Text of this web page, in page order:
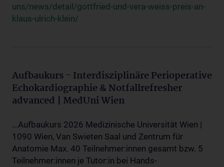
uns/news/detail/gottfried-und-vera-weiss-preis-an-
klaus-ulrich-klein/
Aufbaukurs - Interdisziplinäre Perioperative
Echokardiographie & Notfallrefresher
advanced | MedUni Wien
...Aufbaukurs 2026 Medizinische Universität Wien |
1090 Wien, Van Swieten Saal und Zentrum für
Anatomie Max. 40 Teilnehmer:innen gesamt bzw. 5
Teilnehmer:innen je Tutor:in bei Hands-